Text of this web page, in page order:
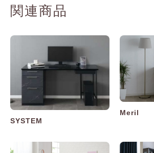
関連商品
SYSTEM
Meril